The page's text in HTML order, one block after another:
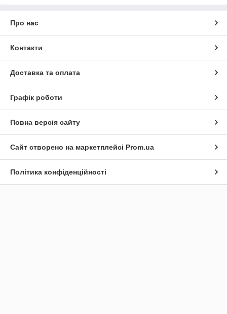
Про нас
Контакти
Доставка та оплата
Графік роботи
Повна версія сайту
Сайт створено на маркетплейсі Prom.ua
Політика конфіденційності